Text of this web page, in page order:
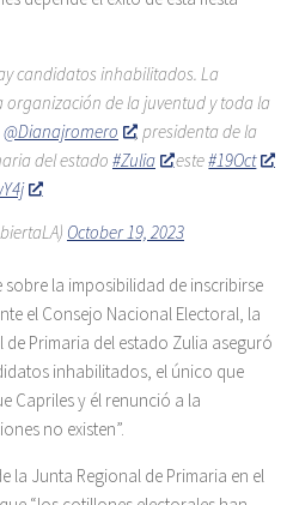
candidatos inhabilitados. La
de la juventud y toda la
@Dianajromero
, presidenta de la
del estado #Zulia este#19Oct
October 19, 2023
sobre la imposibilidad de inscribirse
el Consejo Nacional Electoral, la
Primaria del estado Zulia aseguró
inhabilitados, el único que
Capriles y él renunció a la
no existen”.
la Junta Regional de Primaria en el